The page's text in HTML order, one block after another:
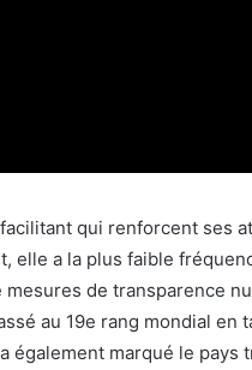
qui renforcent ses
elle a la plus faible
de transparence
au 19e rang mondial en
également marqué le pays